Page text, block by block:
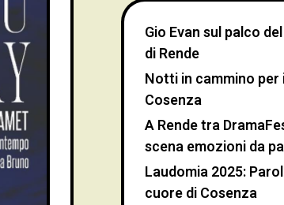
Gio Evan sul palco
di Rende
Notti in cammino per
Cosenza
A Rende tra
scena emozioni da
Laudomia 2025:
cuore di Cosenza